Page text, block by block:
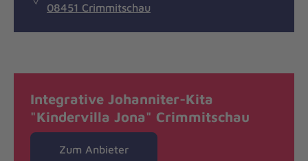
08451 Crimmitschau
Integrative Johanniter-Kita
"Kindervilla Jona" Crimmitschau
Zum Anbieter